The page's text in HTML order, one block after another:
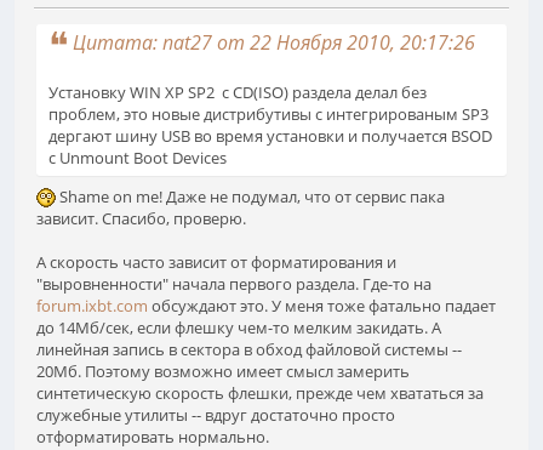
Цитата: nat27 от 22 Ноября 2010, 20:17:26
Установку WIN XP SP2 с CD(ISO) раздела делал без
проблем, это новые дистрибутивы с интегрированым SP3
дергают шину USB во время установки и получается BSOD
с Unmount Boot Devices
Shame on me! Даже не подумал, что от сервис пака
зависит. Спасибо, проверю.
А скорость часто зависит от форматирования и
"выровненности" начала первого раздела. Где-то на
forum.ixbt.com обсуждают это. У меня тоже фатально падает
до 14Мб/сек, если флешку чем-то мелким закидать. А
линейная запись в сектора в обход файловой системы --
20Мб. Поэтому возможно имеет смысл замерить
синтетическую скорость флешки, прежде чем хвататься за
служебные утилиты -- вдруг достаточно просто
отформатировать нормально.